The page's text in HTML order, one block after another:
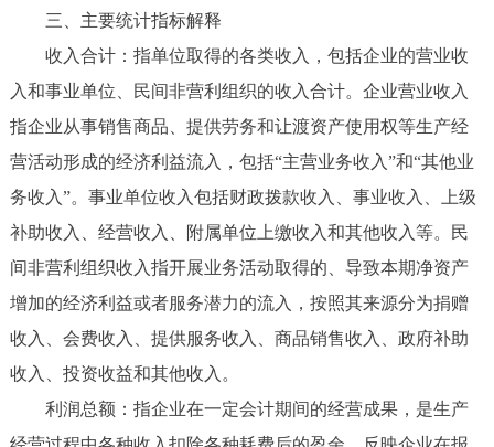
三、主要统计指标解释
收入合计：指单位取得的各类收入，包括企业的营业收
入和事业单位、民间非营利组织的收入合计。企业营业收入
指企业从事销售商品、提供劳务和让渡资产使用权等生产经
营活动形成的经济利益流入，包括“主营业务收入”和“其他业
务收入”。事业单位收入包括财政拨款收入、事业收入、上级
补助收入、经营收入、附属单位上缴收入和其他收入等。民
间非营利组织收入指开展业务活动取得的、导致本期净资产
增加的经济利益或者服务潜力的流入，按照其来源分为捐赠
收入、会费收入、提供服务收入、商品销售收入、政府补助
收入、投资收益和其他收入。
利润总额：指企业在一定会计期间的经营成果，是生产